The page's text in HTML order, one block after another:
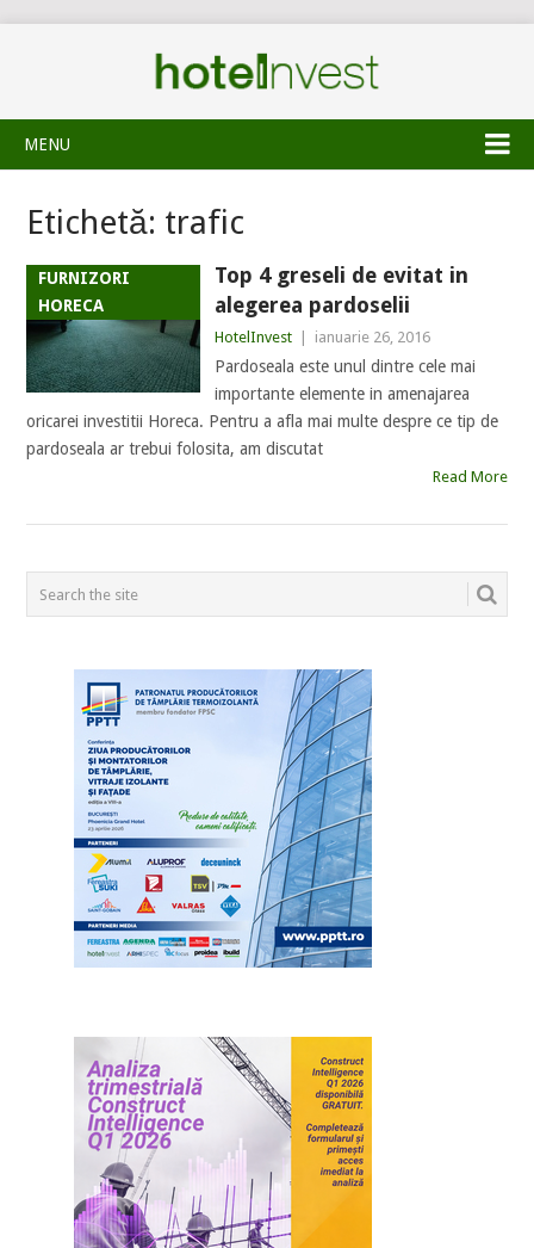
MENU
Etichetă: trafic
FURNIZORI
HORECA
Top 4 greseli de evitat in
alegerea pardoselii
HotelInvest ianuarie 26, 2016
Pardoseala este unul dintre cele mai
importante elemente in amenajarea
oricarei investitii Horeca. Pentru a afla mai multe despre ce tip de
pardoseala ar trebui folosita, am discutat
Read More
POSTS
NAVIGATION